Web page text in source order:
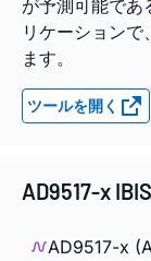
が予測可能であ
リケーション
ます。
ツールを開く
AD9517-x
AD9517-x